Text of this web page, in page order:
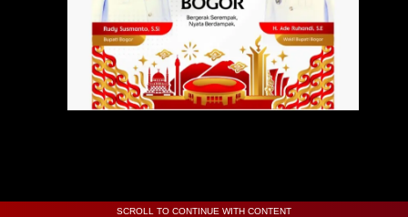
SCROLL TO CONTINUE WITH CONTENT